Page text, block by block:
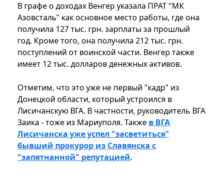
В графе о доходах Венгер указала ПРАТ "МК
Азовсталь" как основное место работы, где она
получила 127 тыс. грн. зарплаты за прошлый
год. Кроме того, она получила 212 тыс. грн.
поступлений от воинской части. Венгер также
имеет 12 тыс. долларов денежных активов.
Отметим, что это уже не первый "кадр" из
Донецкой области, который устроился в
Лисичанскую ВГА. В частности, руководитель ВГА
Заика - тоже из Мариуполя. Также в ВГА
Лисичанска уже успел "засветиться"
бывший прокурор из Славянска с
"запятнанной" репутацией.